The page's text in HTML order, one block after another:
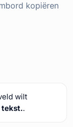
kopiëren
wilt
tekst..